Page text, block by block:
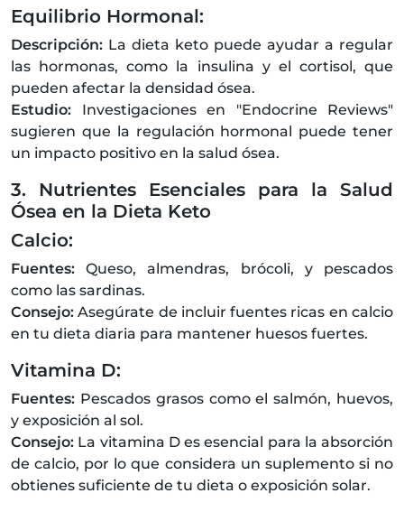
Equilibrio Hormonal:
Descripción: La dieta keto puede ayudar a regular
las hormonas, como la insulina y el cortisol, que
pueden afectar la densidad ósea.
Estudio: Investigaciones en "Endocrine Reviews"
sugieren que la regulación hormonal puede tener
un impacto positivo en la salud ósea.
3. Nutrientes Esenciales para la Salud
Ósea en la Dieta Keto
Calcio:
Fuentes:Queso, almendras, brócoli, y pescados
como las sardinas.
Consejo: Asegúrate de incluir fuentes ricas en calcio
en tu dieta diaria para mantener huesos fuertes.
Vitamina D:
Fuentes: Pescados grasos como el salmón, huevos,
y exposición al sol.
Consejo: La vitamina D es esencial para la absorción
de calcio, por lo que considera un suplemento si no
obtienes suficiente de tu dieta o exposición solar.